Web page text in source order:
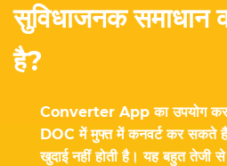
सुविधाजनक समाधान
है?
Converter App का उपयोग
DOC में मुफ्त में कनवर्ट कर सकते
खुदाई नहीं होती है। यह बहुत तेजी